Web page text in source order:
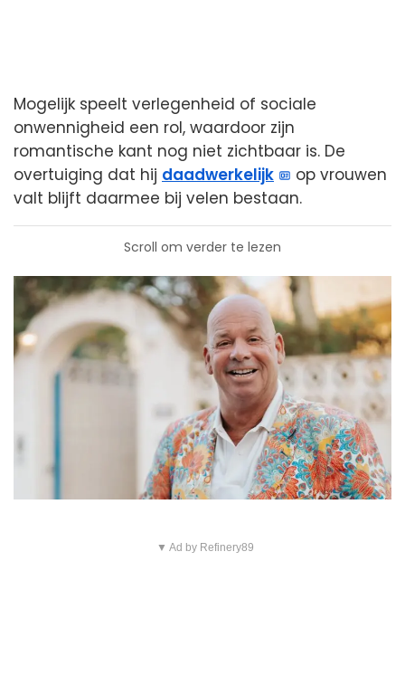
Mogelijk speelt verlegenheid of sociale
onwennigheid een rol, waardoor zijn
romantische kant nog niet zichtbaar is. De
overtuiging dat hij daadwerkelijk
op vrouwen
valt blijft daarmee bij velen bestaan.
Scroll om verder te lezen
▼ Ad by Refinery89